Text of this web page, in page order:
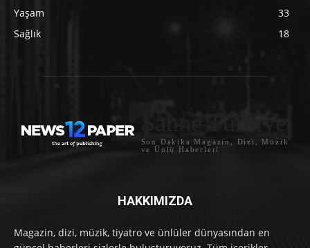
Yaşam
33
Sağlık
18
Sahne Türkiye
Son Dakika Magazin, Dizi, Müzik
ve Ünlü Haberleri
HAKKIMIZDA
Magazin, dizi, müzik, tiyatro ve ünlüler dünyasından en